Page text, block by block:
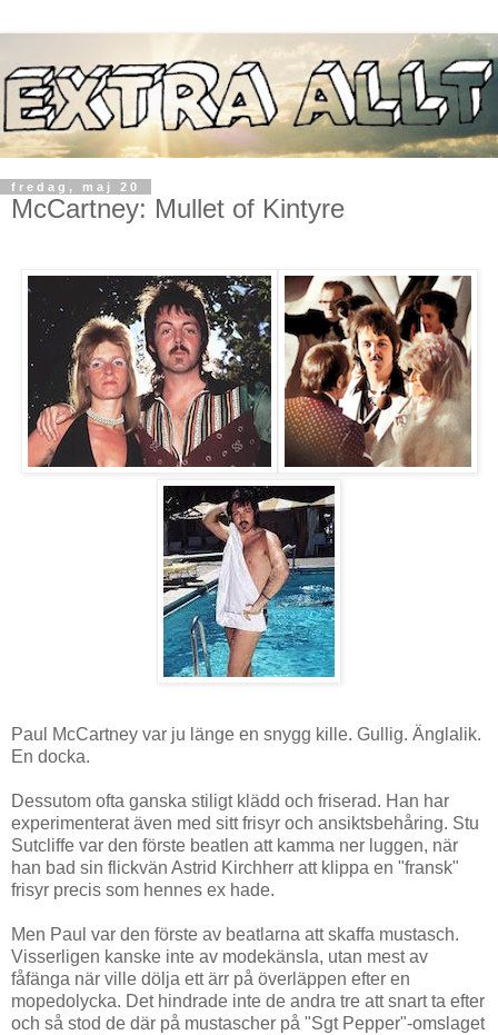
fredag, maj 20
McCartney: Mullet of Kintyre
Paul McCartney var ju länge en snygg kille. Gullig. Änglalik.
En docka.
Dessutom ofta ganska stiligt klädd och friserad. Han har
experimenterat även med sitt frisyr och ansiktsbehåring. Stu
Sutcliffe var den förste beatlen att kamma ner luggen, när
han bad sin flickvän Astrid Kirchherr att klippa en "fransk"
frisyr precis som hennes ex hade.
Men Paul var den förste av beatlarna att skaffa mustasch.
Visserligen kanske inte av modekänsla, utan mest av
fåfänga när ville dölja ett ärr på överläppen efter en
mopedolycka. Det hindrade inte de andra tre att snart ta efter
och så stod de där på mustascher på "Sgt Pepper"-omslaget